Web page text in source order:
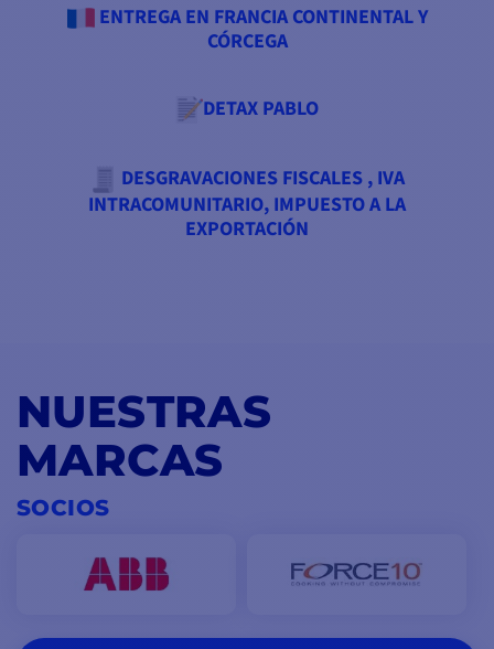
ENTREGA EN FRANCIA CONTINENTAL Y
CÓRCEGA
DETAX PABLO
DESGRAVACIONES FISCALES , IVA
INTRACOMUNITARIO, IMPUESTO A LA
EXPORTACIÓN
NUESTRAS
MARCAS
SOCIOS